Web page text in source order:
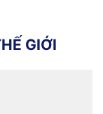
HẾ GIỚI